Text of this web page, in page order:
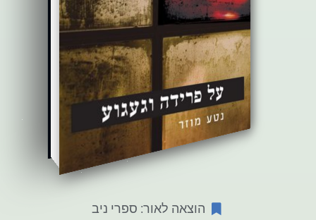
הוצאה לאור: ספרי ניב